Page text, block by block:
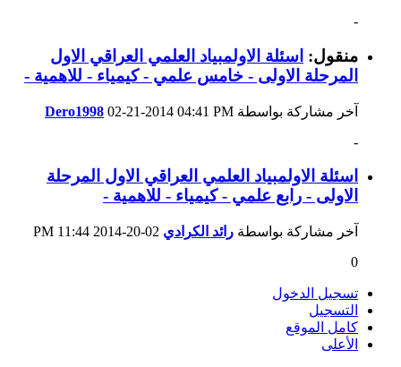
-
منقول: اسئلة الاولمبياد العلمي العراقي الاول
المرحلة الاولى - خامس علمي - كيمياء - للاهمية -
آخر مشاركة بواسطة Dero1998 02-21-2014 04:41 PM
-
اسئلة الاولمبياد العلمي العراقي الاول المرحلة
الاولى - رابع علمي - كيمياء - للاهمية -
آخر مشاركة بواسطة رائد الكرادي
11:44 PM
0
تسجيل الدخول
التسجيل
كامل الموقع
الأعلى